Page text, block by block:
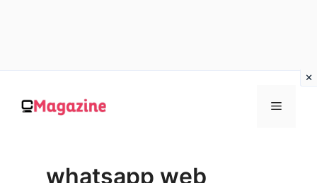
contenuto
MENU
whatsapp web